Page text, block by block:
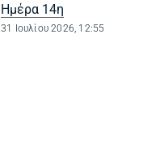
Ημέρα 14η
31 Ιουλίου 2026, 12:55